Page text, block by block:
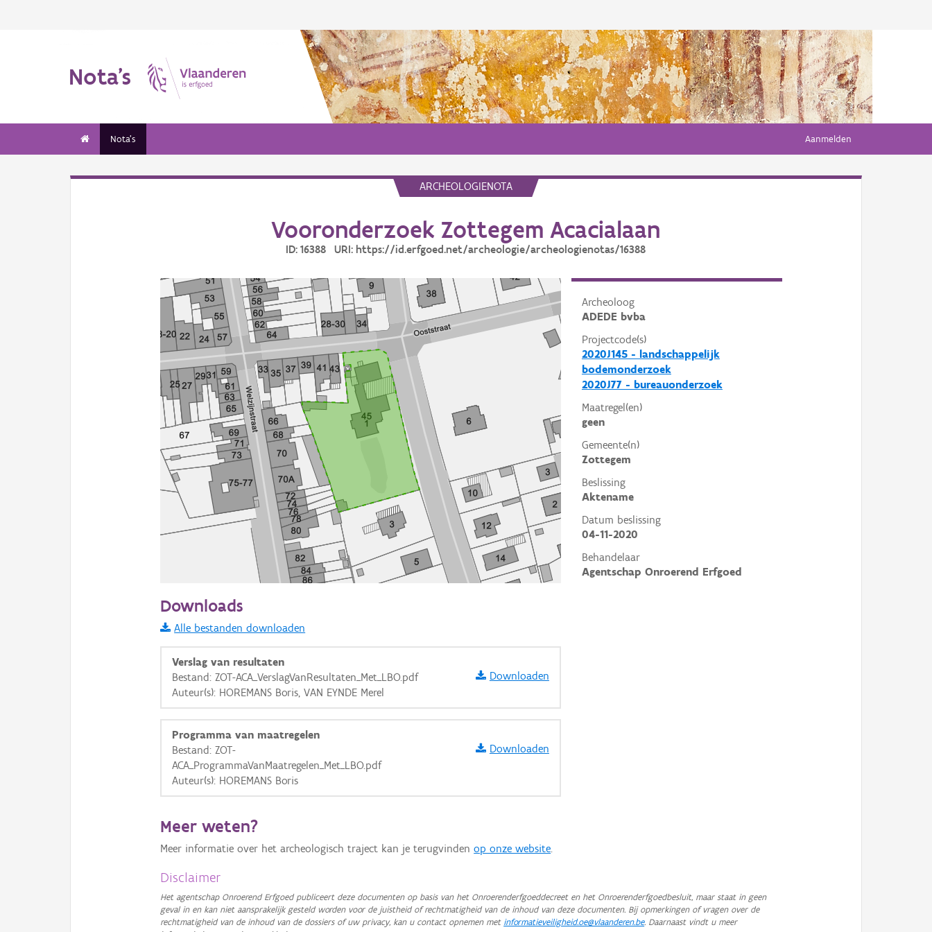
Nota's
Nota's Aanmelden
ARCHEOLOGIENOTA
Vooronderzoek Zottegem Acacialaan
ID: 16388 URI: https://id.erfgoed.net/archeologie/archeologienotas/16388
Archeoloog
ADEDE bvba
Projectcode(s)
2020J145 - landschappelijk
bodemonderzoek
2020J77 - bureauonderzoek
Maatregel(en)
geen
Gemeente(n)
Zottegem
Beslissing
Aktename
Datum beslissing
04-11-2020
Behandelaar
Agentschap Onroerend Erfgoed
Informatie Vlaanderen
i
+ −
Basis Lagen
OSM-Basiskaart
Ortho
GRB-Basiskaart
GRB-Basiskaart in grijswaarden
Downloads
Alle bestanden downloaden
Verslag van resultaten
Bestand: ZOT-ACA_VerslagVanResultaten_Met_LBO.pdf
Auteur(s): HOREMANS Boris, VAN EYNDE Merel
Downloaden
Programma van maatregelen
Bestand: ZOT-
ACA_ProgrammaVanMaatregelen_Met_LBO.pdf
Auteur(s): HOREMANS Boris
Downloaden
Meer weten?
Meer informatie over het archeologisch traject kan je terugvindenop onze website.
Disclaimer
Het agentschap Onroerend Erfgoed publiceert deze documenten op basis van het Onroerenderfgoeddecreet en het Onroerenderfgoedbesluit, maar staat in geen
geval in en kan niet aansprakelijk gesteld worden voor de juistheid of rechtmatigheid van de inhoud van deze documenten. Bij opmerkingen of vragen over de
rechtmatigheid van de inhoud van de dossiers of uw privacy, kan u contact opnemen met informatieveiligheid.oe@vlaanderen.be. Daarnaast vindt u meer